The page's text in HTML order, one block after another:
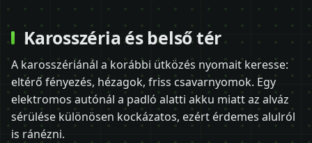
Karosszéria és belső tér
A karosszériánál a korábbi ütközés nyomait keresse:
eltérő fényezés, hézagok, friss csavarnyomok. Egy
elektromos autónál a padló alatti akku miatt az alváz
sérülése különösen kockázatos, ezért érdemes alulról
is ránézni.